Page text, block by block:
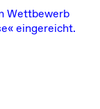
Wettbewerb
eingereicht.